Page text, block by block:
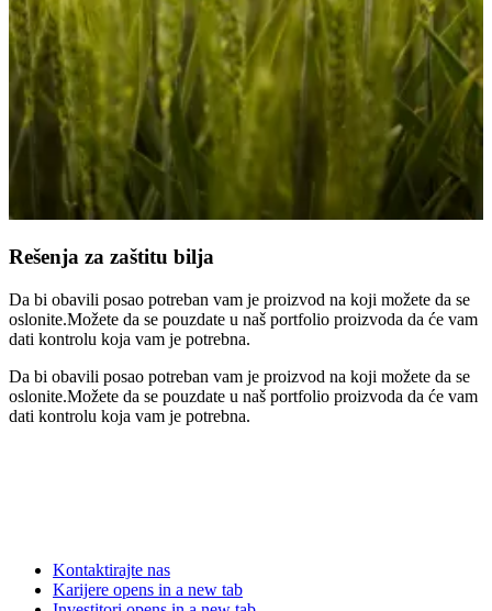
Rešenja za zaštitu bilja
Da bi obavili posao potreban vam je proizvod na koji možete da se
oslonite.Možete da se pouzdate u naš portfolio proizvoda da će vam
dati kontrolu koja vam je potrebna.
Da bi obavili posao potreban vam je proizvod na koji možete da se
oslonite.Možete da se pouzdate u naš portfolio proizvoda da će vam
dati kontrolu koja vam je potrebna.
Kontaktirajte nas
Karijere opens in a new tab